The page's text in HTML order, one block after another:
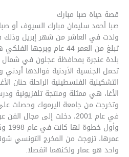
قصة حياة صبا مبارك
صبا أحمد سليمان مبارك السيوف أو
تبلغ من العمر 44 عام
بلدة عنجرة بمحافظة عجلون في
تحمل الجنسية الأردنية فوالدها أردني
التشكيلية الفلسطينية الراحلة حنان
الأغا، هي ممثلة ومنتجة
وتخرجت من جامعة اليرموك وحصلت
في عام 2001، دخلت إلى مجال
عمرها، تزوجت من المخرج التونسي
واحد هو عمار ولكنهما انفصلا.